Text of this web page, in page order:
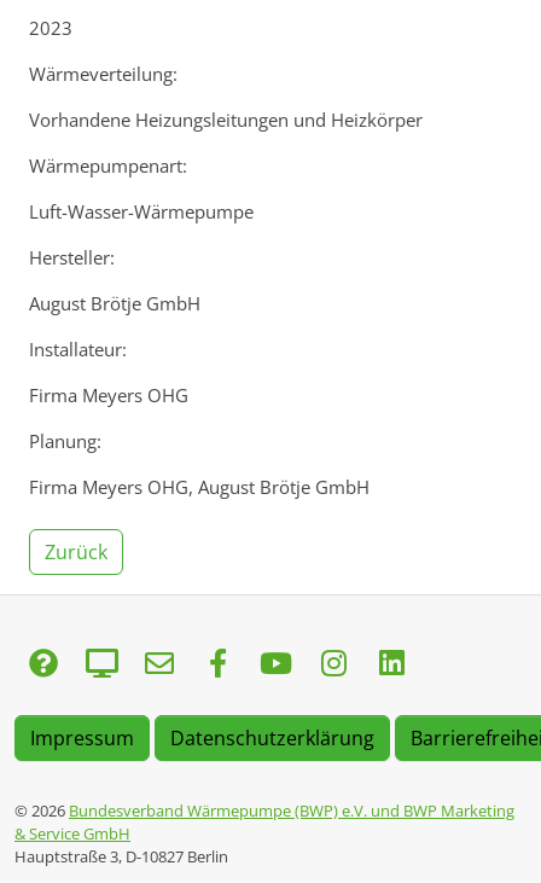
2023
Wärmeverteilung:
Vorhandene Heizungsleitungen und Heizkörper
Wärmepumpenart:
Luft-Wasser-Wärmepumpe
Hersteller:
August Brötje GmbH
Installateur:
Firma Meyers OHG
Planung:
Firma Meyers OHG, August Brötje GmbH
Zurück
Impressum Datenschutzerklärung
© 2026 Bundesverband Wärmepumpe (BWP) e.V. und BWP Marketing
& Service GmbH
Hauptstraße 3, D-10827 Berlin